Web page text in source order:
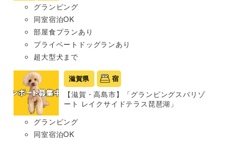
グランピング
同室宿泊OK
部屋食プランあり
プライベートドッグランあり
超大型犬まで
滋賀県 宿
【滋賀・高島市】「グランピングスパリゾ
ート レイクサイドテラス琵琶湖」
グランピング
同室宿泊OK